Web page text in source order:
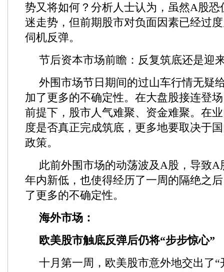
势又将如何？分析人士认为，虽然A股恐
迷走势，但前期股市对负面因素已经过
伺机反弹。
节后资本市场前瞻：反复筑底还是迎
外围市场节日期间的过山车行情无疑
加了更多的不确定性。在大盘股接连登
前提下，股市人气难聚、资金难聚。在
度是否真正完成筑底，更多地要取决于
政策。
此前外围市场的动荡波及A股，导致A
年内新低，也使得经历了一周的隔绝之
了更多的不确定性。
海外市场：
欧美股市触底反弹后仍将“步步惊心”
十月第一周，欧美股市意外地交出了“